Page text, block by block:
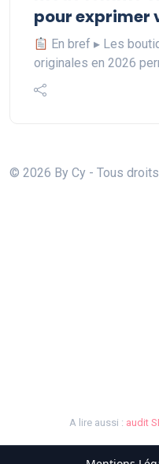
pour exprimer
En bref ▸ Les
originales en 2026
© 2026 By Cy - Tous
A lire aussi : audit